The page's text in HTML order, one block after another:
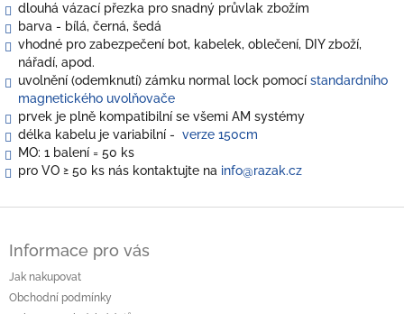
dlouhá vázací přezka pro snadný průvlak zbožím
barva - bílá, černá, šedá
vhodné pro zabezpečení bot, kabelek, oblečení, DIY zboží,
nářadí, apod.
uvolnění (odemknutí) zámku normal lock pomocí standardního
magnetického uvolňovače
prvek je plně kompatibilní se všemi AM systémy
délka kabelu je variabilní - verze 150cm
MO: 1 balení = 50 ks
pro VO ≥ 50 ks nás kontaktujte na info@razak.cz
Informace pro vás
Jak nakupovat
Obchodní podmínky